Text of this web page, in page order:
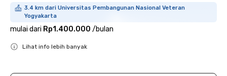
3.4 km dari Universitas Pembangunan Nasional Veteran
Yogyakarta
mulai dari Rp1.400.000 /bulan
Lihat info lebih banyak